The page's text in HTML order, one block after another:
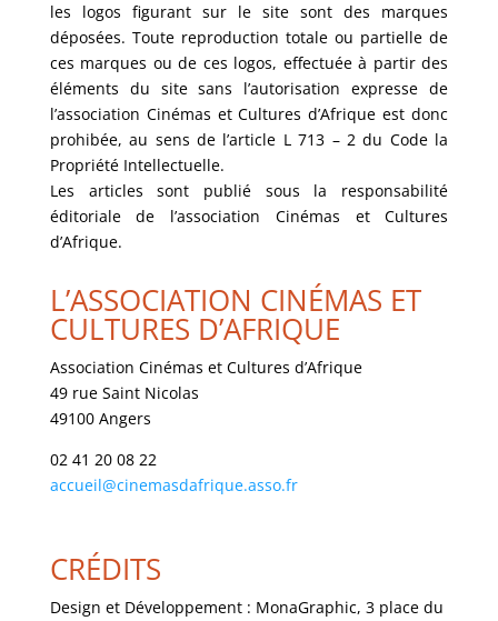
les logos figurant sur le site sont des marques
déposées. Toute reproduction totale ou partielle de
ces marques ou de ces logos, effectuée à partir des
éléments du site sans l’autorisation expresse de
l’association Cinémas et Cultures d’Afrique est donc
prohibée, au sens de l’article L 713 – 2 du Code la
Propriété Intellectuelle.
Les articles sont publié sous la responsabilité
éditoriale de l’association Cinémas et Cultures
d’Afrique.
L’ASSOCIATION CINÉMAS ET
CULTURES D’AFRIQUE
Association Cinémas et Cultures d’Afrique
49 rue Saint Nicolas
49100 Angers
02 41 20 08 22
accueil@cinemasdafrique.asso.fr
CRÉDITS
Design et Développement : MonaGraphic, 3 place du